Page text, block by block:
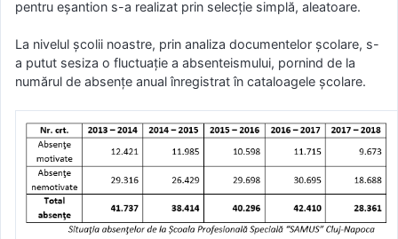
pentru eşantion s-a realizat prin selecţie simplă, aleatoare.
La nivelul școlii noastre, prin analiza documentelor şcolare, s-
a putut sesiza o fluctuație a absenteismului, pornind de la
numărul de absențe anual înregistrat în cataloagele şcolare.